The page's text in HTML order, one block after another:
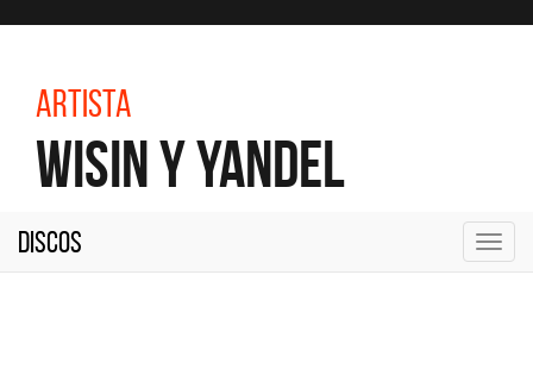
Artista
Wisin y Yandel
Discos